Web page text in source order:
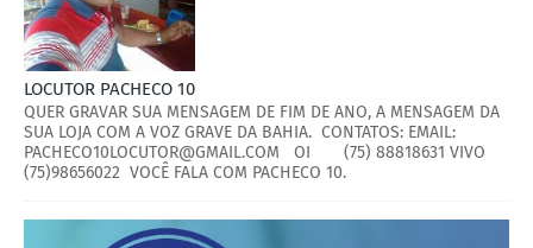
LOCUTOR PACHECO 10
QUER GRAVAR SUA MENSAGEM DE FIM DE ANO, A MENSAGEM DA
SUA LOJA COM A VOZ GRAVE DA BAHIA. CONTATOS: EMAIL:
PACHECO10LOCUTOR@GMAIL.COM OI (75) 88818631 VIVO
(75)98656022 VOCÊ FALA COM PACHECO 10.